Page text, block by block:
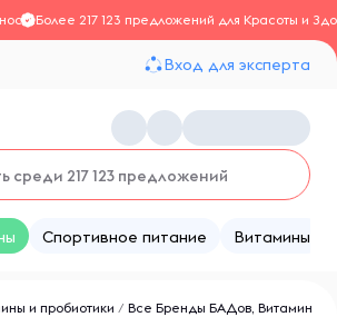
Более 217 123 предложений для Красоты и
Вход для эксперта
Спортивное питание Витамины
и пробиотики / Все Бренды БАДов, Витамин